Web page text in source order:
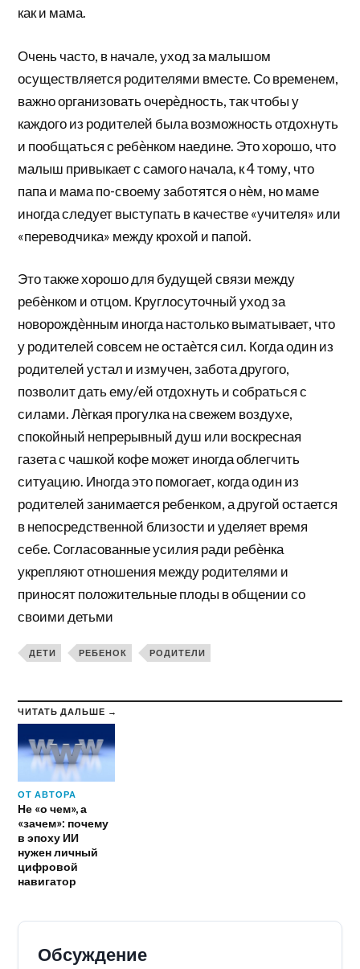
как и мама.
Очень часто, в начале, уход за малышом
осуществляется родителями вместе. Со временем,
важно организовать очерѐдность, так чтобы у
каждого из родителей была возможность отдохнуть
и пообщаться с ребѐнком наедине. Это хорошо, что
малыш привыкает с самого начала, к 4 тому, что
папа и мама по-своему заботятся о нѐм, но маме
иногда следует выступать в качестве «учителя» или
«переводчика» между крохой и папой.
Это также хорошо для будущей связи между
ребѐнком и отцом. Круглосуточный уход за
новорождѐнным иногда настолько выматывает, что
у родителей совсем не остаѐтся сил. Когда один из
родителей устал и измучен, забота другого,
позволит дать ему/ей отдохнуть и собраться с
силами. Лѐгкая прогулка на свежем воздухе,
спокойный непрерывный душ или воскресная
газета с чашкой кофе может иногда облегчить
ситуацию. Иногда это помогает, когда один из
родителей занимается ребенком, а другой остается
в непосредственной близости и уделяет время
себе. Согласованные усилия ради ребѐнка
укрепляют отношения между родителями и
приносят положительные плоды в общении со
своими детьми
ДЕТИ РЕБЕНОК РОДИТЕЛИ
ЧИТАТЬ ДАЛЬШЕ →
ОТ АВТОРА
Не «о чем», а
«зачем»: почему
в эпоху ИИ
нужен личный
цифровой
навигатор
Обсуждение